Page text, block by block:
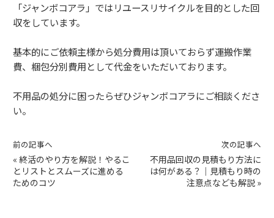
「ジャンボコアラ」ではリユースリサイクルを目的とした回
収をしています。
基本的にご依頼主様から処分費用は頂いておらず運搬作業
費、梱包分別費用として代金をいただいております。
不用品の処分に困ったらぜひジャンボコアラにご相談くださ
い。
前の記事へ
« 終活のやり方を解説！やるこ
とリストとスムーズに進める
ためのコツ
次の記事へ
不用品回収の見積もり方法に
は何がある？｜見積もり時の
注意点なども解説 »